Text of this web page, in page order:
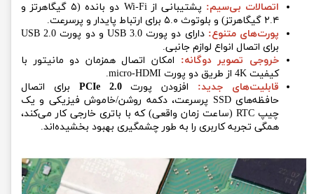
اتصالات بی‌سیم:
پشتیبانی از Wi-Fi دو بانده (۵ گیگاهرتز و
۲.۴ گیگاهرتز) و بلوتوث ۵.۰ برای ارتباط پایدار و پرسرعت.
پورت‌های متنوع:
دارای دو پورت USB 3.0 و دو پورت USB 2.0
برای اتصال انواع لوازم جانبی.
خروجی تصویر دوگانه: امکان اتصال همزمان دو مانیتور با
کیفیت 4K از طریق دو پورت micro-HDMI.
قابلیت‌های جدید: افزودن پورتPCIe 2.0 برای اتصال
حافظه‌های SSD پرسرعت، دکمه روشن/خاموش فیزیکی و یک
چیپ RTC (ساعت زمان واقعی) که با باتری خارجی کار می‌کند،
همگی تجربه کاربری را به طور چشمگیری بهبود بخشیده‌اند.